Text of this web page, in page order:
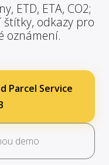
ETD, ETA, CO2;
štítky, odkazy pro
oznámení.
Parcel Service
demo